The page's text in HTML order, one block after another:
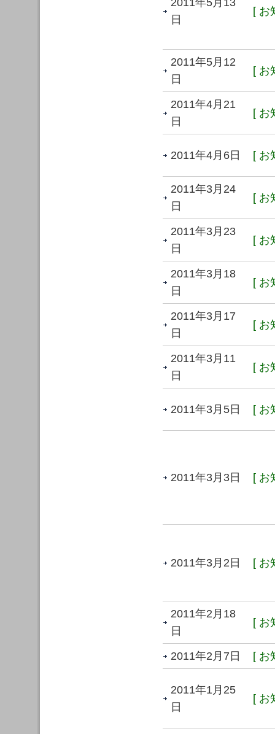
2011年5月13
日
[ お
2011年5月12
日
[ お
2011年4月21
日
[ お
2011年4月6日 [ お
2011年3月24
日
[ お
2011年3月23
日
[ お
2011年3月18
日
[ お
2011年3月17
日
[ お
2011年3月11
日
[ お
2011年3月5日 [ お
2011年3月3日 [ お
2011年3月2日 [ お
2011年2月18
日
[ お
2011年2月7日 [ お
2011年1月25
日
[ お